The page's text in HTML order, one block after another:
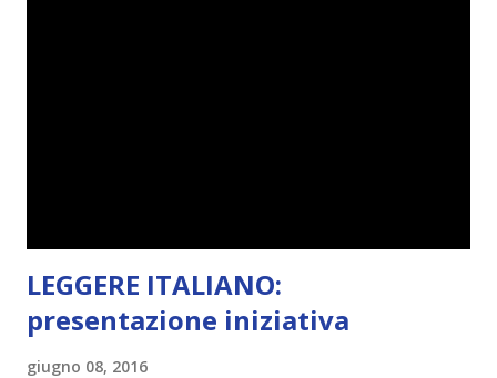
LEGGERE ITALIANO:
presentazione iniziativa
giugno 08, 2016